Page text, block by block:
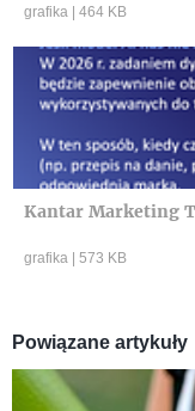
grafika 464 KB
Kantar Marketing
grafika 573 KB
Powiązane artykuły